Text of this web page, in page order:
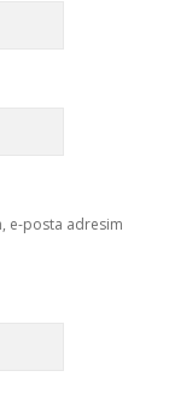
e-posta adresim